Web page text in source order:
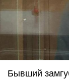
Бывший